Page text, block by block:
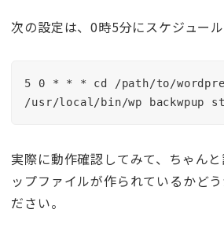
次の設定は、0時5分にスケジュール
5 0 * * * cd /path/to/
/usr/local/bin/wp backwpup
実際に動作確認してみて、ちゃん
ップファイルが作られているかど
ださい。